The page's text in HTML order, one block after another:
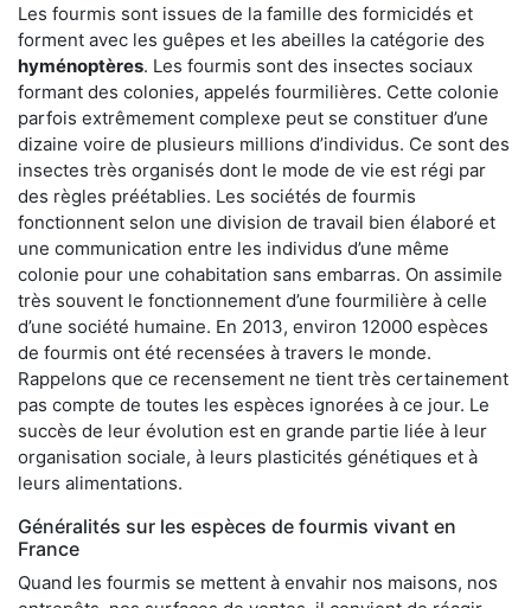
Les fourmis sont issues de la famille des formicidés et
forment avec les guêpes et les abeilles la catégorie des
hyménoptères. Les fourmis sont des insectes sociaux
formant des colonies, appelés fourmilières. Cette colonie
parfois extrêmement complexe peut se constituer d’une
dizaine voire de plusieurs millions d’individus. Ce sont des
insectes très organisés dont le mode de vie est régi par
des règles préétablies. Les sociétés de fourmis
fonctionnent selon une division de travail bien élaboré et
une communication entre les individus d’une même
colonie pour une cohabitation sans embarras. On assimile
très souvent le fonctionnement d’une fourmilière à celle
d’une société humaine. En 2013, environ 12000 espèces
de fourmis ont été recensées à travers le monde.
Rappelons que ce recensement ne tient très certainement
pas compte de toutes les espèces ignorées à ce jour. Le
succès de leur évolution est en grande partie liée à leur
organisation sociale, à leurs plasticités génétiques et à
leurs alimentations.
Généralités sur les espèces de fourmis vivant en
France
Quand les fourmis se mettent à envahir nos maisons, nos